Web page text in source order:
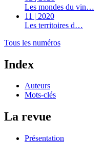
Les mondes du vin…
11 | 2020
Les territoires d…
Tous les numéros
Index
Auteurs
Mots-clés
La revue
Présentation